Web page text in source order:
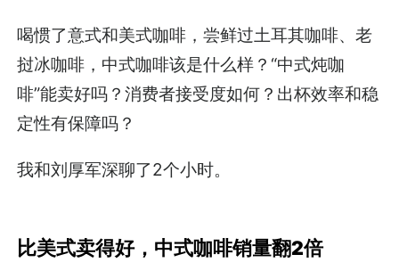
喝惯了意式和美式咖啡，尝鲜过土耳其咖啡、老
挝冰咖啡，中式咖啡该是什么样？“中式炖咖
啡”能卖好吗？消费者接受度如何？出杯效率和稳
定性有保障吗？
我和刘厚军深聊了2个小时。
比美式卖得好，中式咖啡销量翻2倍